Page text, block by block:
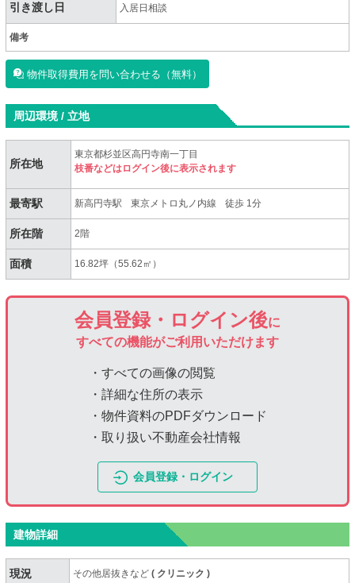
引き渡し日 入居日相談
備考
物件取得費用を問い合わせる（無料）
周辺環境 / 立地
所在地
東京都杉並区高円寺南一丁目
枝番などはログイン後に表示されます
最寄駅 新高円寺駅 東京メトロ丸ノ内線 徒歩 1分
所在階 2階
面積 16.82坪（55.62㎡）
会員登録・ログイン後に
すべての機能がご利用いただけます
・すべての画像の閲覧
・詳細な住所の表示
・物件資料のPDFダウンロード
・取り扱い不動産会社情報
会員登録・ログイン
建物詳細
現況 その他居抜きなど( クリニック)